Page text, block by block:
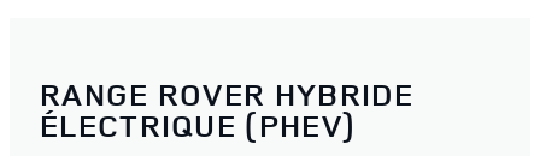
RANGE ROVER HYBRIDE
ÉLECTRIQUE (PHEV)